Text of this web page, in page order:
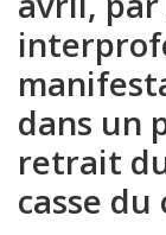
dans un
retrait
casse